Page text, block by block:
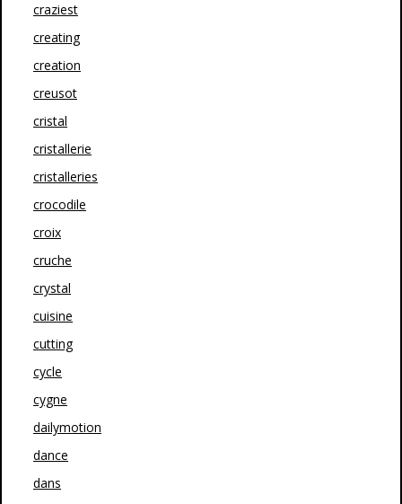
craziest
creating
creation
creusot
cristal
cristallerie
cristalleries
crocodile
croix
cruche
crystal
cuisine
cutting
cycle
cygne
dailymotion
dance
dans